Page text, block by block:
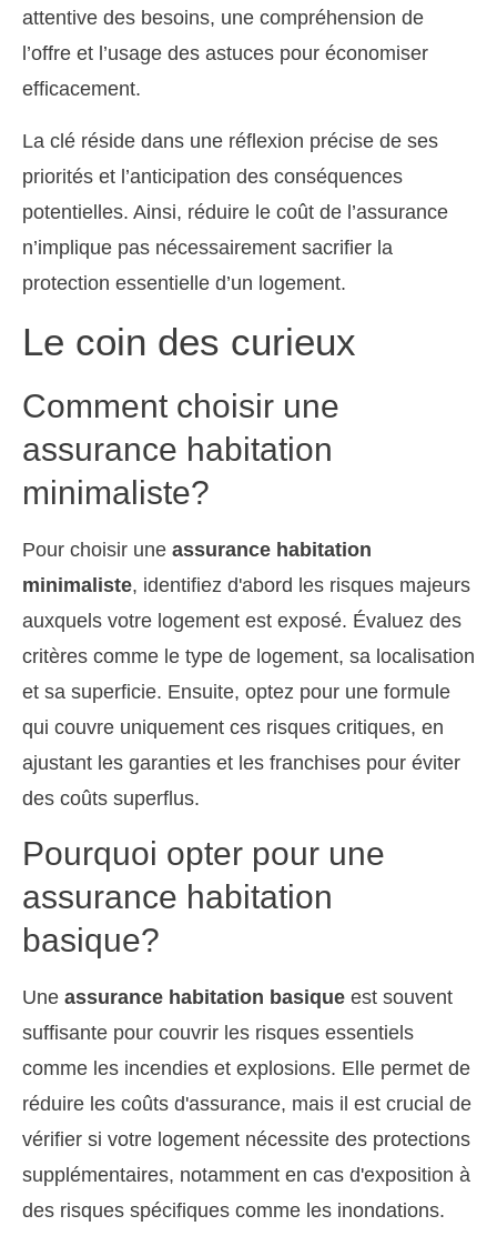
attentive des besoins, une compréhension de
l’offre et l’usage des astuces pour économiser
efficacement.
La clé réside dans une réflexion précise de ses
priorités et l’anticipation des conséquences
potentielles. Ainsi, réduire le coût de l’assurance
n’implique pas nécessairement sacrifier la
protection essentielle d’un logement.
Le coin des curieux
Comment choisir une
assurance habitation
minimaliste?
Pour choisir une assurance habitation
minimaliste, identifiez d'abord les risques majeurs
auxquels votre logement est exposé. Évaluez des
critères comme le type de logement, sa localisation
et sa superficie. Ensuite, optez pour une formule
qui couvre uniquement ces risques critiques, en
ajustant les garanties et les franchises pour éviter
des coûts superflus.
Pourquoi opter pour une
assurance habitation
basique?
Une assurance habitation basique est souvent
suffisante pour couvrir les risques essentiels
comme les incendies et explosions. Elle permet de
réduire les coûts d'assurance, mais il est crucial de
vérifier si votre logement nécessite des protections
supplémentaires, notamment en cas d'exposition à
des risques spécifiques comme les inondations.